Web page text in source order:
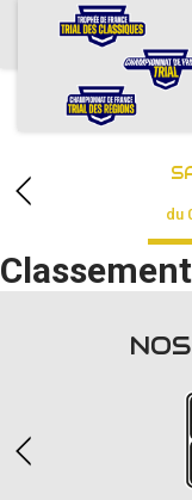
ACCUEIL
CALENDRIER
RÉSULTATS
PHOTOS /
PARTENAIRES
du